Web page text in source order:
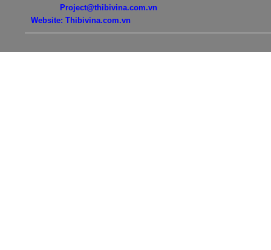
Project@thibivina.com.vn
Website: Thibivina.com.vn